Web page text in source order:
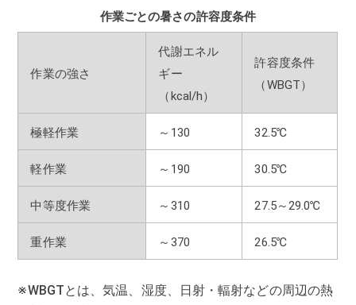
作業ごとの暑さの許容度条件
作業の強さ
代謝エネル
ギー
（kcal/h）
許容度条件
（WBGT）
極軽作業 ～130 32.5℃
軽作業 ～190 30.5℃
中等度作業 ～310 27.5～29.0℃
重作業 ～370 26.5℃
※WBGTとは、気温、湿度、日射・輻射などの周辺の熱